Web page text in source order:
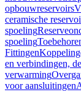
opbouwreservoirs
ceramische
spoeling
spoeling
Fittingen
en verbindingen,
verwarming
voor aansluitingen